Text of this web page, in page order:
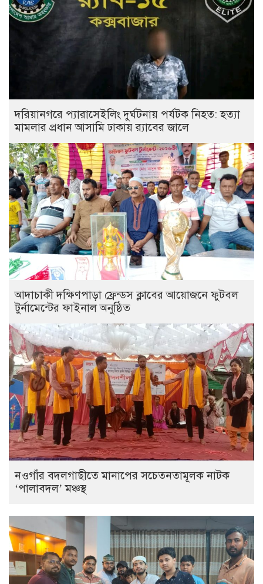
দরিয়ানগরে প্যারাসেইলিং দুর্ঘটনায় পর্যটক নিহত: হত্যা
মামলার প্রধান আসামি ঢাকায় র‌্যাবের জালে
আদাচাকী দক্ষিণপাড়া ফ্রেন্ডস ক্লাবের আয়োজনে ফুটবল
টুর্নামেন্টের ফাইনাল অনুষ্ঠিত
নওগাঁর বদলগাছীতে মানাপের সচেতনতামূলক নাটক
‘পালাবদল’ মঞ্চস্থ